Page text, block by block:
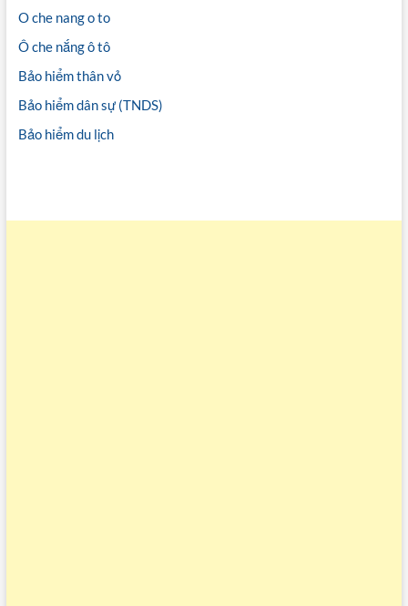
O che nang o to
Ô che nắng ô tô
Bảo hiểm thân vỏ
Bảo hiểm dân sự (TNDS)
Bảo hiểm du lịch